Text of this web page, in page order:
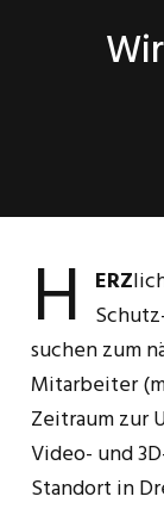
H ERZ
suchen zum
Mitarbeiter
Zeitraum zur
Video- und
Standort in